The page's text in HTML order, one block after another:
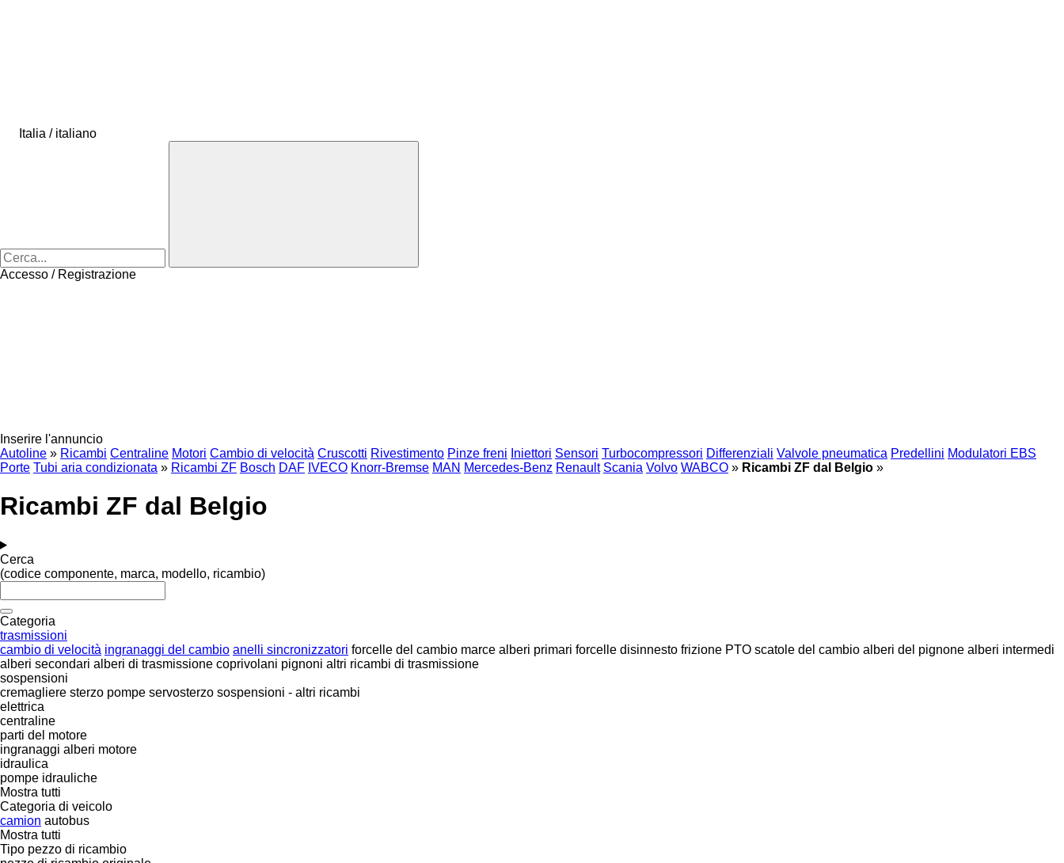
Italia / italiano
Accesso / Registrazione
Inserire l'annuncio
Autoline » Ricambi Centraline Motori Cambio di velocità Cruscotti Rivestimento Pinze freni Iniettori Sensori Turbocompressori Differenziali Valvole pneumatica Predellini Modulatori EBS
Porte Tubi aria condizionata » Ricambi ZF Bosch DAF IVECO Knorr-Bremse MAN Mercedes-Benz Renault Scania Volvo WABCO » Ricambi ZF dal Belgio »
Ricambi ZF dal Belgio
Cerca
(codice componente, marca, modello, ricambio)
Categoria
trasmissioni
cambio di velocità ingranaggi del cambio anelli sincronizzatori forcelle del cambio marce alberi primari forcelle disinnesto frizione PTO scatole del cambio alberi del pignone alberi intermedi
alberi secondari alberi di trasmissione coprivolani pignoni altri ricambi di trasmissione
sospensioni
cremagliere sterzo pompe servosterzo sospensioni - altri ricambi
elettrica
centraline
parti del motore
ingranaggi alberi motore
idraulica
pompe idrauliche
Mostra tutti
Categoria di veicolo
camion autobus
Mostra tutti
Tipo pezzo di ricambio